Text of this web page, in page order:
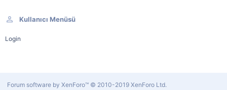
Kullanıcı Menüsü
Login
Forum software by XenForo™ © 2010-2019 XenForo Ltd.